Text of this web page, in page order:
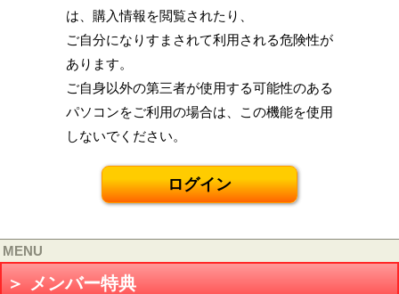
は、購入情報を閲覧されたり、
ご自分になりすまされて利用される危険性が
あります。
ご自身以外の第三者が使用する可能性のある
パソコンをご利用の場合は、この機能を使用
しないでください。
MENU
＞ メンバー特典